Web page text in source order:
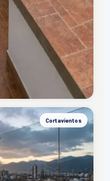
Cortavientos